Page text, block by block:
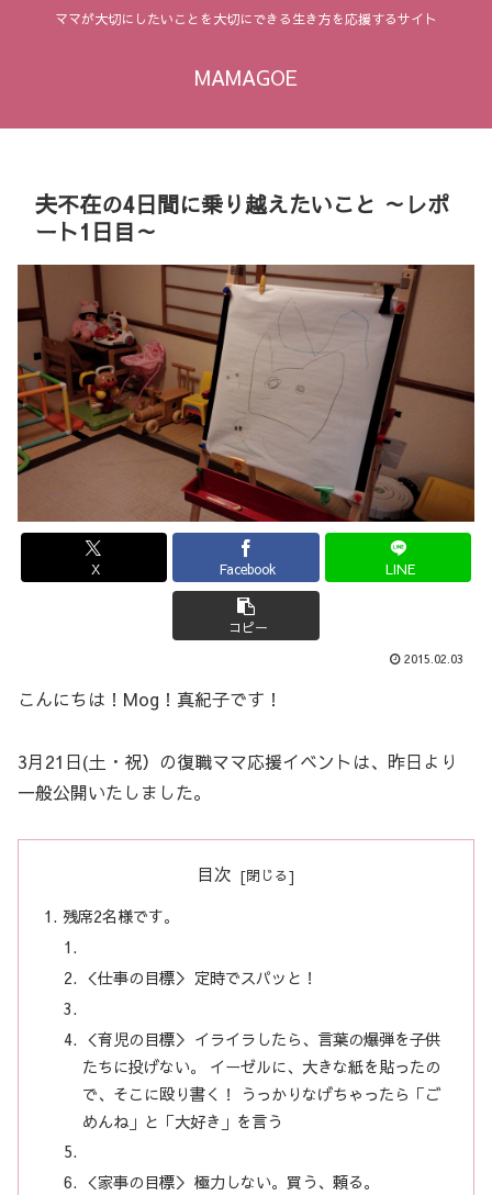
ママが大切にしたいことを大切にできる生き方を応援するサイト
MAMAGOE
夫不在の4日間に乗り越えたいこと ～レポ
ート1日目～
X Facebook LINE
コピー
2015.02.03
こんにちは！Mog！真紀子です！
3月21日(土・祝）の復職ママ応援イベントは、昨日より
一般公開いたしました。
目次
残席2名様です。
＜仕事の目標＞ 定時でスパッと！
＜育児の目標＞ イライラしたら、言葉の爆弾を子供
たちに投げない。 イーゼルに、大きな紙を貼ったの
で、そこに殴り書く！ うっかりなげちゃったら「ご
めんね」と「大好き」を言う
＜家事の目標＞ 極力しない。買う、頼る。